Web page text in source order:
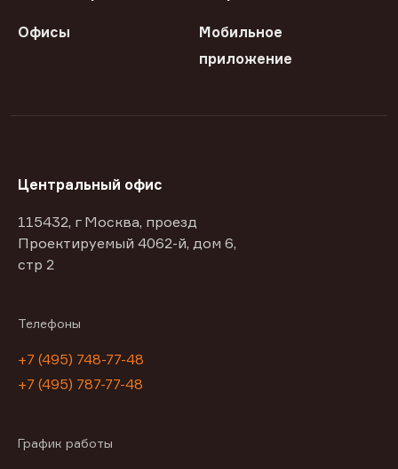
Офисы
Мобильное
приложение
Центральный офис
115432, г Москва, проезд
Проектируемый 4062-й, дом 6,
стр 2
Телефоны
+7 (495) 748-77-48
+7 (495) 787-77-48
График работы